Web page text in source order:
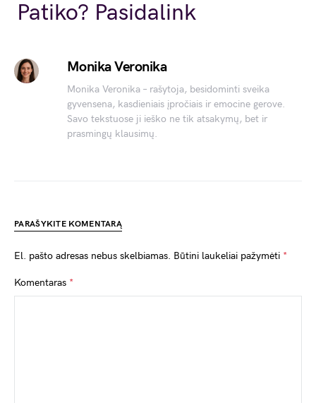
Link
Patiko? Pasidalink
Monika Veronika
Monika Veronika – rašytoja, besidominti sveika
gyvensena, kasdieniais įpročiais ir emocine gerove.
Savo tekstuose ji ieško ne tik atsakymų, bet ir
prasmingų klausimų.
PARAŠYKITE KOMENTARĄ
El. pašto adresas nebus skelbiamas. Būtini laukeliai pažymėti *
Komentaras *